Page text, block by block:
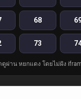
68
73
ดูผ่าน หยกแดง โดยไม่ฝัง